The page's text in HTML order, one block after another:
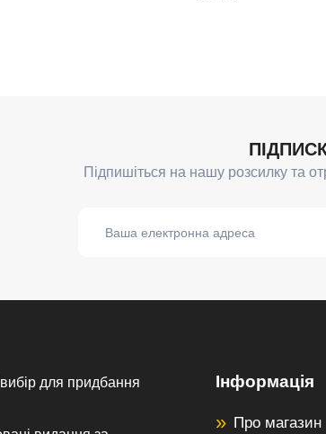
для придбання
Інформація
Про магазин